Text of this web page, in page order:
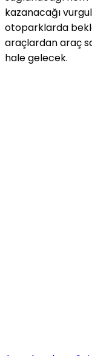
kazanacağı
otoparklarda
araçlardan araç
hale gelecek.